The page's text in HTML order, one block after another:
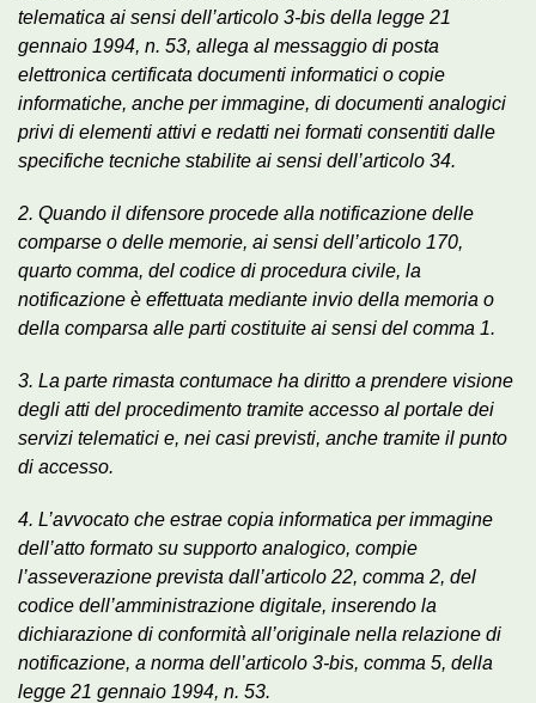
telematica ai sensi dell’articolo 3-bis della legge 21
gennaio 1994, n. 53, allega al messaggio di posta
elettronica certificata documenti informatici o copie
informatiche, anche per immagine, di documenti analogici
privi di elementi attivi e redatti nei formati consentiti dalle
specifiche tecniche stabilite ai sensi dell’articolo 34.
2. Quando il difensore procede alla notificazione delle
comparse o delle memorie, ai sensi dell’articolo 170,
quarto comma, del codice di procedura civile, la
notificazione è effettuata mediante invio della memoria o
della comparsa alle parti costituite ai sensi del comma 1.
3. La parte rimasta contumace ha diritto a prendere visione
degli atti del procedimento tramite accesso al portale dei
servizi telematici e, nei casi previsti, anche tramite il punto
di accesso.
4. L’avvocato che estrae copia informatica per immagine
dell’atto formato su supporto analogico, compie
l’asseverazione prevista dall’articolo 22, comma 2, del
codice dell’amministrazione digitale, inserendo la
dichiarazione di conformità all’originale nella relazione di
notificazione, a norma dell’articolo 3-bis, comma 5, della
legge 21 gennaio 1994, n. 53.